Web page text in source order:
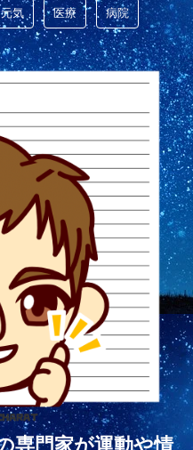
元気 医療 病院
専門家が運動や情